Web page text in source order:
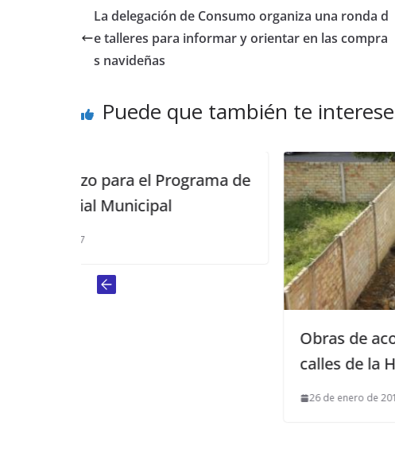
La delegación de Consumo organiza una ronda d
e talleres para informar y orientar en las compra
s navideñas
Puede que también te interese
Obras de acondicionamiento en las